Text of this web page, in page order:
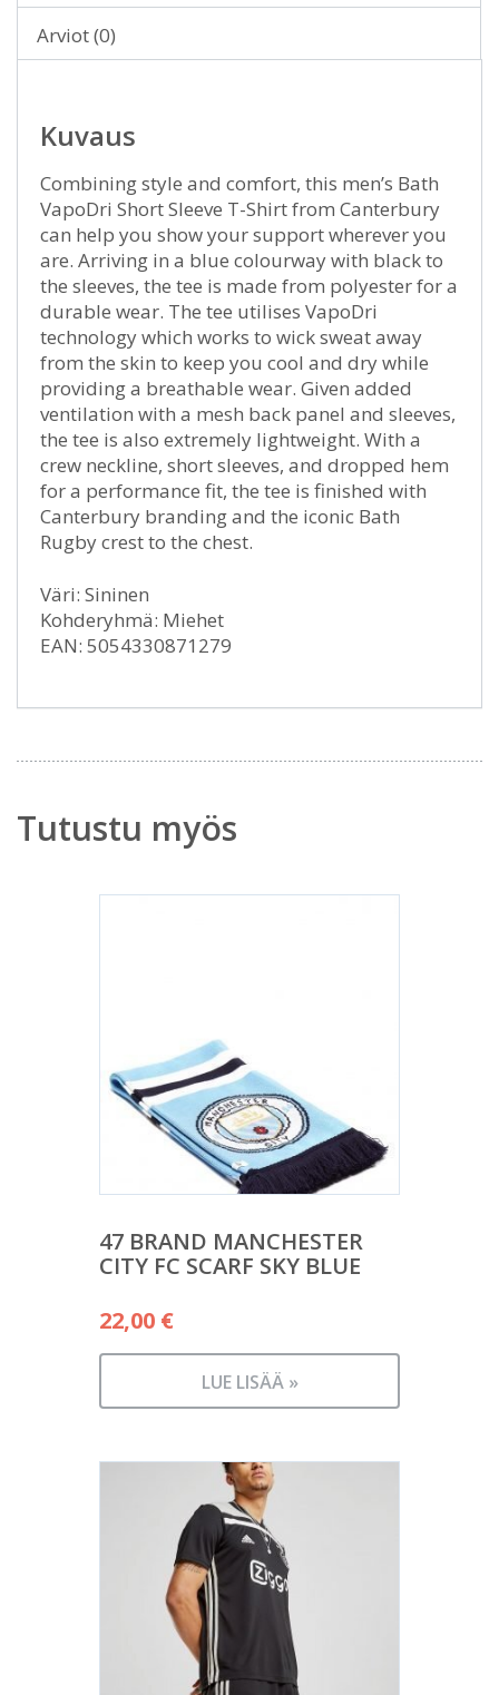
Arviot (0)
Kuvaus
Combining style and comfort, this men’s Bath
VapoDri Short Sleeve T-Shirt from Canterbury
can help you show your support wherever you
are. Arriving in a blue colourway with black to
the sleeves, the tee is made from polyester for a
durable wear. The tee utilises VapoDri
technology which works to wick sweat away
from the skin to keep you cool and dry while
providing a breathable wear. Given added
ventilation with a mesh back panel and sleeves,
the tee is also extremely lightweight. With a
crew neckline, short sleeves, and dropped hem
for a performance fit, the tee is finished with
Canterbury branding and the iconic Bath
Rugby crest to the chest.
Väri: Sininen
Kohderyhmä: Miehet
EAN: 5054330871279
Tutustu myös
47 BRAND MANCHESTER
CITY FC SCARF SKY BLUE
22,00 €
LUE LISÄÄ »